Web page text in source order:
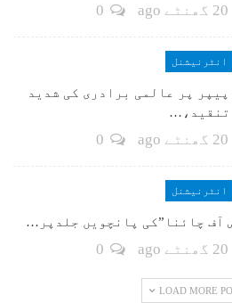
20 گھنٹے ago
انٹرنیشنل
پر عالمی برادری کی شدید
تنقید،…
20 گھنٹے ago
انٹرنیشنل
آف چائنا”کی پانچویں جلدپر…
20 گھنٹے ago
LOAD MORE